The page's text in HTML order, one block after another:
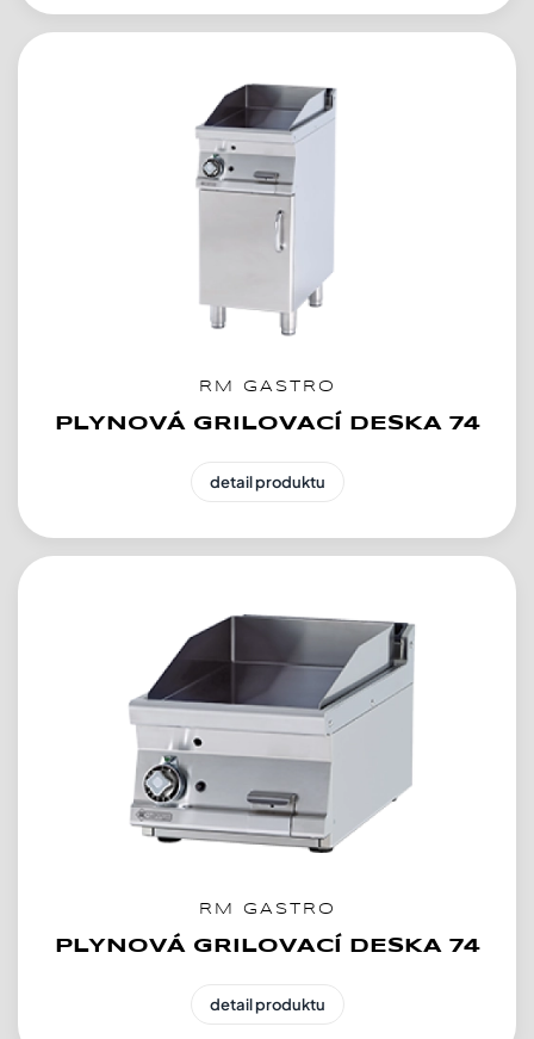
RM GASTRO
PLYNOVÁ GRILOVACÍ DESKA 74
detail produktu
RM GASTRO
PLYNOVÁ GRILOVACÍ DESKA 74
detail produktu